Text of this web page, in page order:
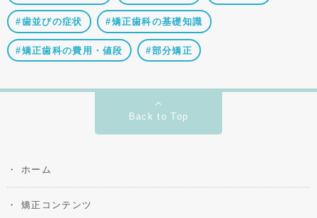
歯並びの症状 矯正歯科の基礎知識
矯正歯科の費用・値段 部分矯正
Back to Top
ホーム
矯正コンテンツ